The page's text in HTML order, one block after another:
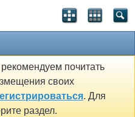
почитать
своих
. Для
раздел.